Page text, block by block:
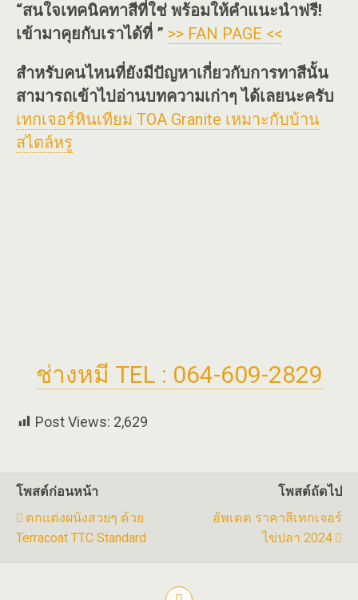
“สนใจเทคนิคทาสีที่ใช่ พร้อมให้คำแนะนำฟรี!
เข้ามาคุยกับเราได้ที่ ” >> FAN PAGE <<
สำหรับคนไหนที่ยังมีปัญหาเกี่ยวกับการทาสีนั้น
สามารถเข้าไปอ่านบทความเก่าๆ ได้เลยนะครับ
เทกเจอร์หินเทียม TOA Granite เหมาะกับบ้าน
สไตล์หรู
ช่างหมี TEL : 064-609-2829
Post Views: 2,629
โพสต์ก่อนหน้า
ตกแต่งผนังสวยๆ ด้วย
Terracoat TTC Standard
โพสต์ถัดไป
อัพเดต ราคาสีเทกเจอร์
ไข่ปลา 2024